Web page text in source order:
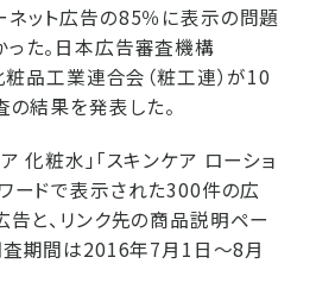
ネット広告の85％に表示の問題
った。日本広告審査機構
粧品工業連合会（粧工連）が10
結果を発表した。
化粧水」「スキンケア ローショ
ードで表示された300件の広
告と、リンク先の商品説明ペー
査期間は2016年7月1日～8月